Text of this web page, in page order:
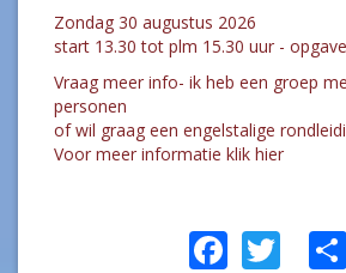
Zondag 30 augustus 2026
start 13.30 tot plm 15.30 uur -
Vraag meer info- ik heb een groep
personen
of wil graag een engelstalige
Voor meer informatie klik hier